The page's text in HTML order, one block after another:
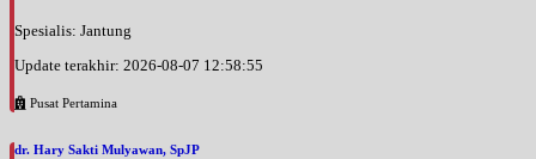
Spesialis: Jantung
Update terakhir: 2026-08-07 12:58:55
Pusat Pertamina
dr. Hary Sakti Mulyawan, SpJP